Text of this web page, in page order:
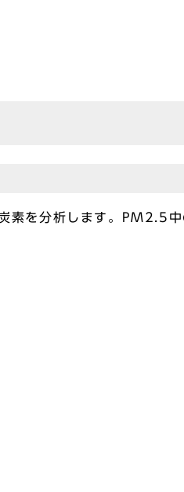
を分析します。PM2.5